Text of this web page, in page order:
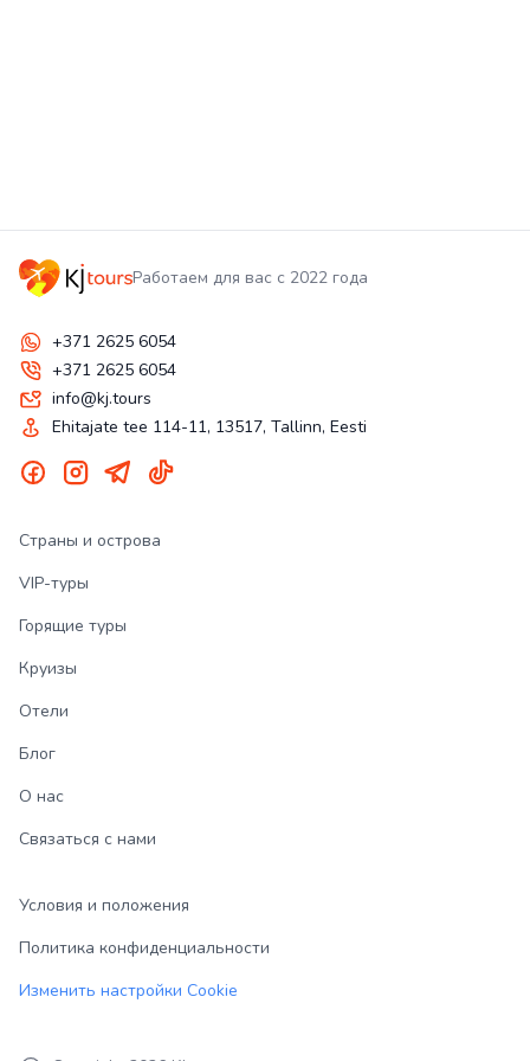
Работаем для вас с 2022 года
+371 2625 6054
+371 2625 6054
info@kj.tours
Ehitajate tee 114-11, 13517, Tallinn, Eesti
Страны и острова
VIP-туры
Горящие туры
Круизы
Отели
Блог
О нас
Связаться с нами
Условия и положения
Политика конфиденциальности
Изменить настройки Cookie